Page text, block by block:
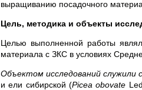
выращиванию посадочного
Цель, методика и объекты
Целью выполненной работы
материала с ЗКС в условиях
Объектом исследований служили
и ели сибирской (Picea obovate